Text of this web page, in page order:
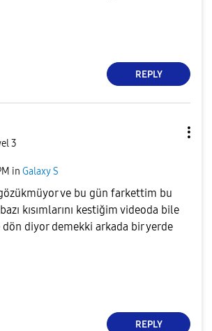
REPLY
3
in Galaxy S
ve bu gün farkettim bu
kısımlarını kestiğim videoda bile
diyor demekki arkada bir yerde
REPLY